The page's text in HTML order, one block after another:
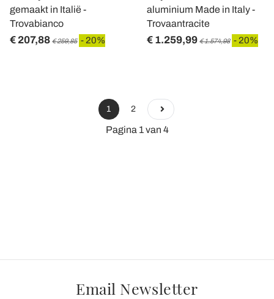
gemaakt in Italië -
Trovabianco
€ 207,88 € 259,85 - 20%
aluminium Made in Italy -
Trovaantracite
€ 1.259,99 € 1.574,98 - 20%
1 2
Pagina 1 van 4
Email Newsletter